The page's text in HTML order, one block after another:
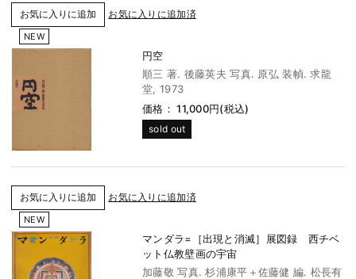
お気に入りに追加済
NEW
円空
順三 著. 後藤英夫 写真. 原弘 装幀. 求龍
堂, 1973
価格： 11,000円(税込)
sold out
お気に入りに追加済
NEW
マンダラ=［出現と消滅］展図録 西チベ
ット仏教壁画の宇宙
加藤敬 写真. 杉浦康平＋佐藤健 編. 松長有